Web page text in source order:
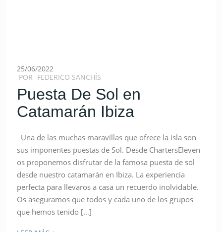
25/06/2022
POR FEDERICO SANCHÍS
Puesta De Sol en
Catamarán Ibiza
Una de las muchas maravillas que ofrece la isla son
sus imponentes puestas de Sol. Desde ChartersEleven
os proponemos disfrutar de la famosa puesta de sol
desde nuestro catamarán en Ibiza. La experiencia
perfecta para llevaros a casa un recuerdo inolvidable.
Os aseguramos que todos y cada uno de los grupos
que hemos tenido […]